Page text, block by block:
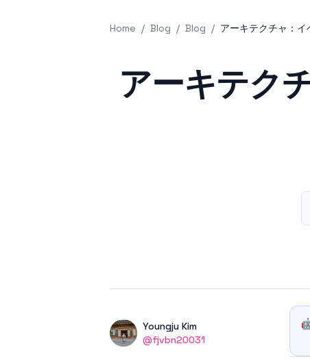
Home / Blog / Blog / アーキテクチャ：
アーキテク
AuthorsName
Youngju Kim
Twitter
@fjvbn20031